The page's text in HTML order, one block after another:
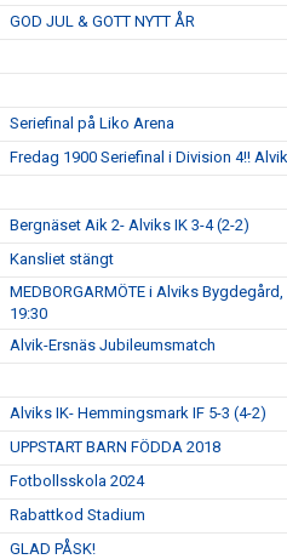
GOD JUL & GOTT NYTT ÅR
Seriefinal på Liko Arena
Fredag 1900 Seriefinal i Division 4!!
Bergnäset Aik 2- Alviks IK 3-4 (2-2)
Kansliet stängt
MEDBORGARMÖTE i Alviks
19:30
Alvik-Ersnäs Jubileumsmatch
Alviks IK- Hemmingsmark IF 5-3 (4-2)
UPPSTART BARN FÖDDA 2018
Fotbollsskola 2024
Rabattkod Stadium
GLAD PÅSK!